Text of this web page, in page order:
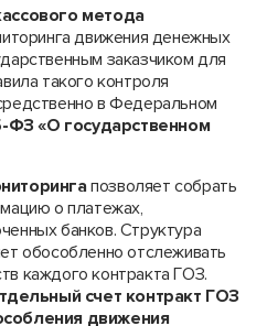
метода
движения денежных
заказчиком для
такого контроля
в Федеральном
«О государственном
позволяет собрать
о платежах,
банков. Структура
обособленно отслеживать
каждого контракта ГОЗ.
счет контракт ГОЗ
движения